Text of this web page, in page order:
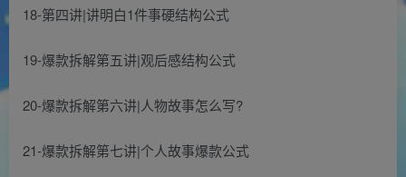
18-第四讲|讲明白1件事硬结构公式
19-爆款拆解第五讲|观后感结构公式
20-爆款拆解第六讲|人物故事怎么写?
21-爆款拆解第七讲|个人故事爆款公式